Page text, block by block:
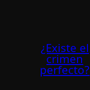
¿Existe el
crimen
perfecto?